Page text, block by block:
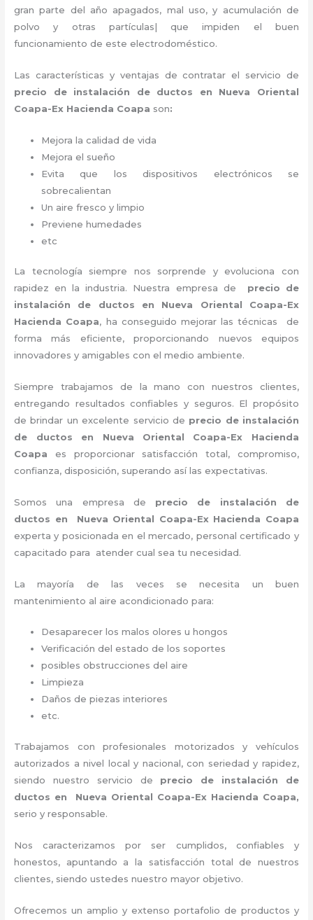
gran parte del año apagados, mal uso, y acumulación de
polvo y otras partículas| que impiden el buen
funcionamiento de este electrodoméstico.
Las características y ventajas de contratar el servicio de
precio de instalación de ductos en Nueva Oriental
Coapa-Ex Hacienda Coapa son:
Mejora la calidad de vida
Mejora el sueño
Evita que los dispositivos electrónicos se
sobrecalientan
Un aire fresco y limpio
Previene humedades
etc
La tecnología siempre nos sorprende y evoluciona con
rapidez en la industria. Nuestra empresa de precio de
instalación de ductos
en Nueva Oriental Coapa-Ex
Hacienda Coapa, ha conseguido mejorar las técnicas de
forma más eficiente, proporcionando nuevos equipos
innovadores y amigables con el medio ambiente.
Siempre trabajamos de la mano con nuestros clientes,
entregando resultados confiables y seguros. El propósito
de brindar un excelente servicio de precio de instalación
de ductos en Nueva Oriental Coapa-Ex Hacienda
Coapa
es proporcionar satisfacción total, compromiso,
confianza, disposición, superando así las expectativas.
Somos una empresa de precio de instalación de
ductos en Nueva Oriental Coapa-Ex Hacienda Coapa
experta y posicionada en el mercado, personal certificado y
capacitado para atender cual sea tu necesidad.
La mayoría de las veces se necesita un buen
mantenimiento al aire acondicionado para:
Desaparecer los malos olores u hongos
Verificación del estado de los soportes
posibles obstrucciones del aire
Limpieza
Daños de piezas interiores
etc.
Trabajamos con profesionales motorizados y vehículos
autorizados a nivel local y nacional, con seriedad y rapidez,
siendo nuestro servicio de precio de instalación de
ductos en Nueva Oriental Coapa-Ex Hacienda Coapa,
serio y responsable.
Nos caracterizamos por ser cumplidos, confiables y
honestos, apuntando a la satisfacción total de nuestros
clientes, siendo ustedes nuestro mayor objetivo.
Ofrecemos un amplio y extenso portafolio de productos y